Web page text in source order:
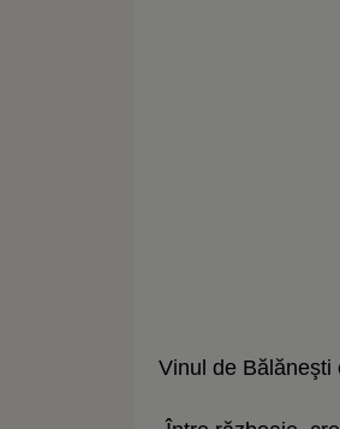
Vinul de Bălăneşti